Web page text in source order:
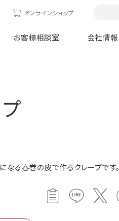
オンラインショップ
お客様相談室 会社情報
なる春巻の皮で作るクレープです。